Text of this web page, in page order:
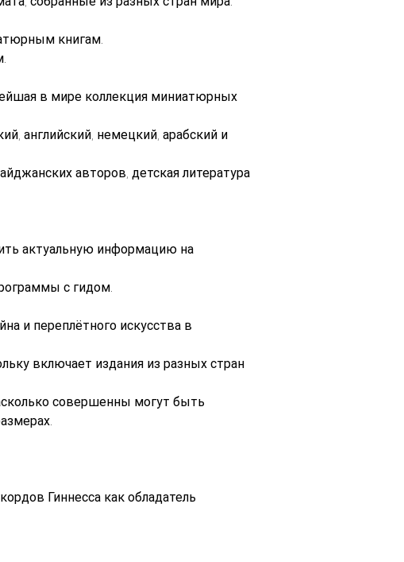
книгам.
в мире коллекция миниатюрных
английский, немецкий, арабский и
авторов, детская литература
актуальную информацию на
с гидом.
и переплётного искусства в
включает издания из разных стран
совершенны могут быть
Гиннесса как обладатель